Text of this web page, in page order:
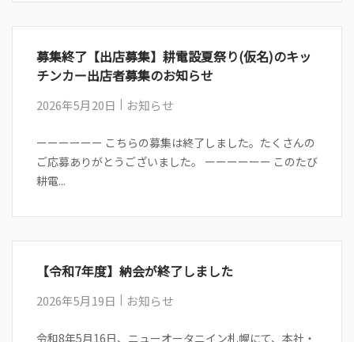
募集終了【出店募集】耕電設夏祭り(仮名)のキッ
チンカー出店者募集のお知らせ
2026年5月20日 お知らせ
ーーーーーー こちらの募集は終了しました。たくさんの
ご応募ありがとうございました。 ーーーーーー このたび
耕電...
【令和7年度】納会が終了しました
2026年5月19日 お知らせ
令和8年5月16日、ニューオータニイン札幌にて、本社・